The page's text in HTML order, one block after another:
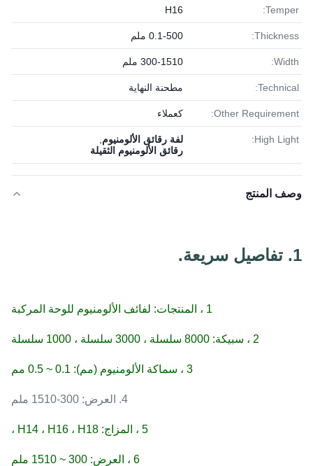
Temper:
H16
Thickness: 0.1-500 ملم
Width: 300-1510 ملم
Technical: مطحنة النهاية
Other Requirement: كعملاء
High Light: لفة رقائق الألومنيوم
رقائق الألومنيوم الثقيلة
وصف المنتج
1. تفاصيل سريعة.
1 ، المنتجات: لفائف الألومنيوم للوحة المركبة
2 ، سبيكة: 8000 سلسلة ، 3000 سلسلة ، 1000 سلسلة
3 ، سماكة الألومنيوم (مم): 0.1 ~ 0.5 مم
4. العرض: 300-1510 ملم
5 ، المزاج: H14 ، H16 ، H18 ،
6 ، العرض: 300 ~ 1510 ملم